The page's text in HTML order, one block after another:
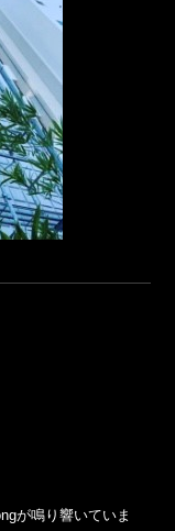
が鳴り響いていま